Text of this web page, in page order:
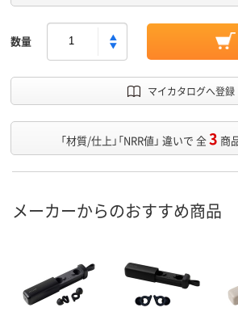
数量
マイカタログへ登録
「材質/仕上」「NRR値」 違いで 全3 商
メーカーからのおすすめ商品